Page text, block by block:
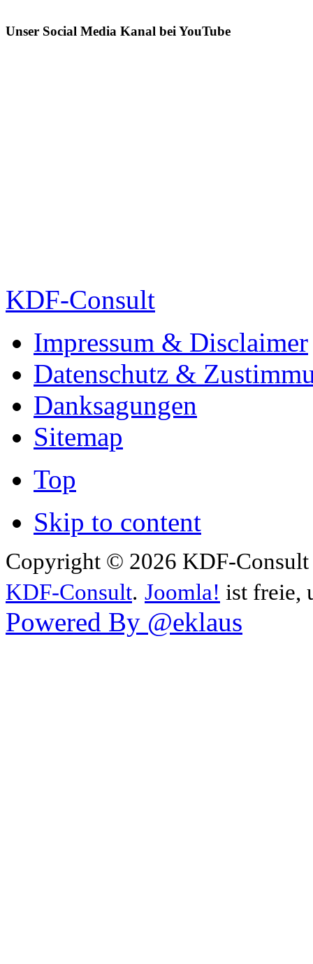
Unser Social Media Kanal bei YouTube
KDF-Consult
Impressum & Disclaimer
Datenschutz &
Danksagungen
Sitemap
Top
Skip to content
Copyright © 2026 KDF-
KDF-Consult. Joomla! ist freie,
Powered By @eklaus